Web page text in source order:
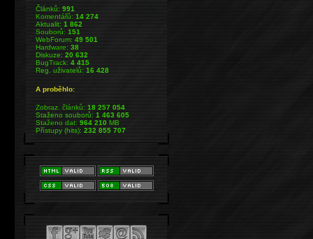
Článků:991
Komentářů:14 274
Aktualit:1 862
Souborů:151
WebForum:49 501
Hardware:38
Diskuze:20 632
BugTrack:4 415
Reg. uživatelů:16 428
A proběhlo:
Zobraz. článků:18 257 054
Staženo souborů:1 463 605
Staženo dat:964 210MB
Přístupy (hits):232 855 707